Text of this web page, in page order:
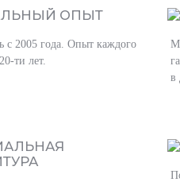
ОПЫТ
с 2005 года. Опыт каждого
ти лет.
в